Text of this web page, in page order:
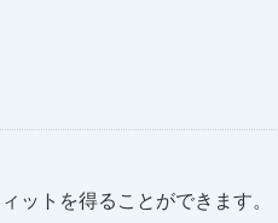
ットを得ることができます。